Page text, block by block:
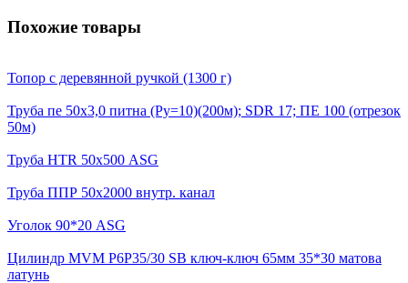
Похожие товары
Топор с деревянной ручкой (1300 г)
Трyба пе 50х3,0 питна (Ру=10)(200м); SDR 17; ПЕ 100 (отрезок
50м)
Труба HTR 50х500 ASG
Труба ППР 50х2000 внутр. канал
Уголок 90*20 ASG
Цилиндр MVM P6P35/30 SB ключ-ключ 65мм 35*30 матова
латунь